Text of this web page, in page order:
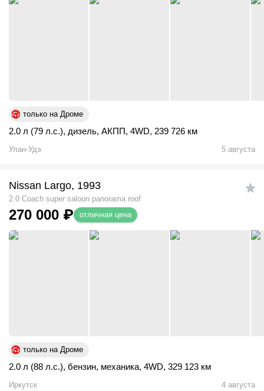
только на Дроме
2.0 л (79 л.с.), дизель, АКПП, 4WD, 239 726 км
Улан-Удэ 5 августа
Nissan Largo, 1993
2.0 Coach super saloon panorama roof
270 000 ₽ отличная цена
только на Дроме
2.0 л (88 л.с.), бензин, механика, 4WD, 329 123 км
Иркутск 4 августа